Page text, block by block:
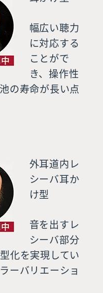
幅広い聴力
に対応する
ことがで
き、操作性
の寿命が長い点
外耳道内レ
シーバ耳か
け型
音を出すレ
シーバ部分
化を実現してい
ーバリエーショ